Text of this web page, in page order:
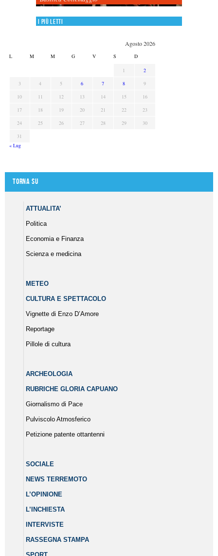
I più letti
Agosto 2026
L M M G V S D
1
2
3
4 5 6 7 8
9
10
11 12 13 14 15
16
17
18 19 20 21 22
23
24
25 26 27 28 29
30
31
« Lug
Torna su
ATTUALITA’
Politica
Economia e Finanza
Scienza e medicina
METEO
CULTURA E SPETTACOLO
Vignette di Enzo D’Amore
Reportage
Pillole di cultura
ARCHEOLOGIA
RUBRICHE GLORIA CAPUANO
Giornalismo di Pace
Pulviscolo Atmosferico
Petizione patente ottantenni
SOCIALE
NEWS TERREMOTO
L’OPINIONE
L’INCHIESTA
INTERVISTE
RASSEGNA STAMPA